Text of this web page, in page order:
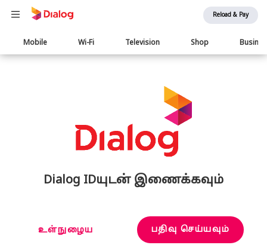
Reload & Pay
Main
navigation
Mobile Wi-Fi Television Shop
Dialog IDயுடன் இணைக்கவும்
உள்நுழைய பதிவு செய்யவும்